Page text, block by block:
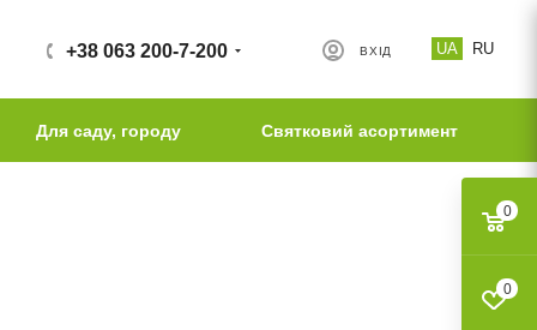
UA RU
ВХІД
+38 063 200-7-200
Для саду, городу Святковий асортимент
0
0